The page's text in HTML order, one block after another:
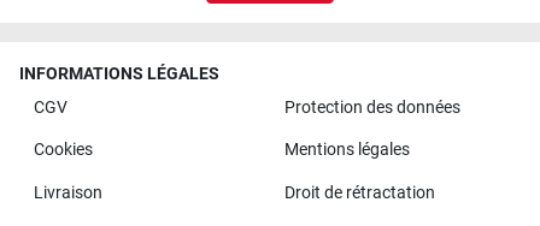
INFORMATIONS LÉGALES
CGV
Protection des données
Cookies Mentions légales
Livraison Droit de rétractation